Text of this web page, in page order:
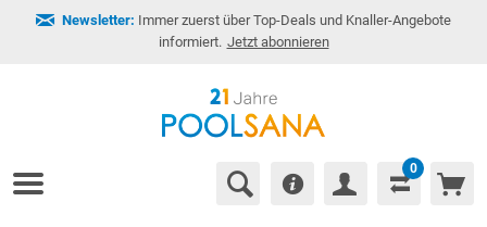
Newsletter: Immer zuerst über Top-Deals und Knaller-Angebote
informiert. Jetzt abonnieren
0